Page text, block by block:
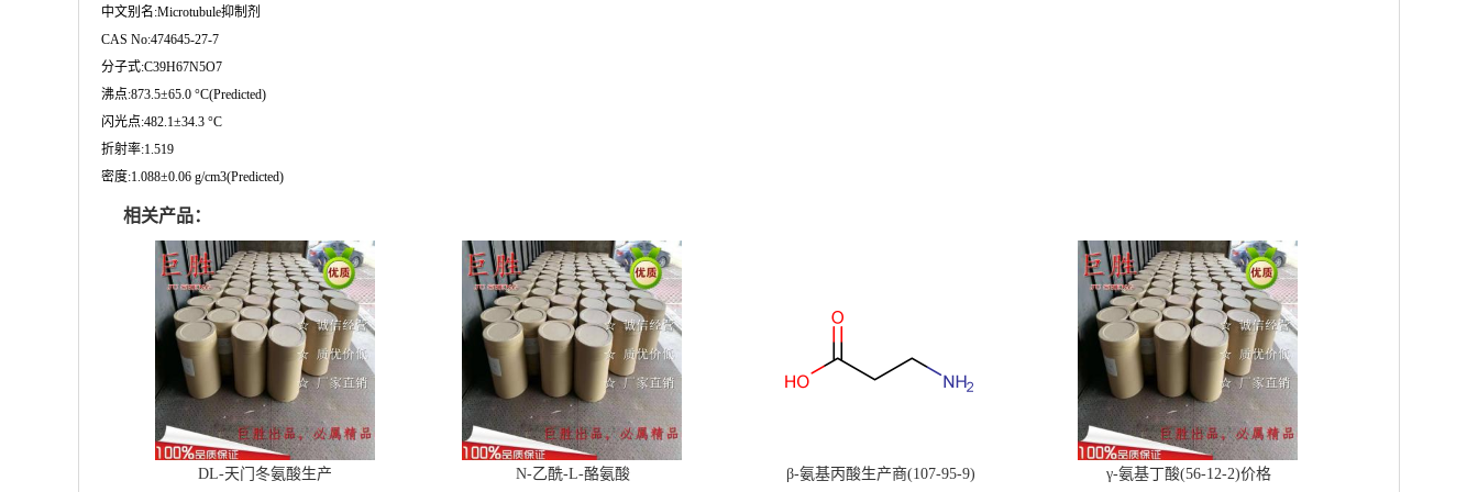
中文别名:Microtubule抑制剂
CAS No:474645-27-7
分子式:C39H67N5O7
沸点:873.5±65.0 °C(Predicted)
闪光点:482.1±34.3 °C
折射率:1.519
密度:1.088±0.06 g/cm3(Predicted)
相关产品：
DL-天门冬氨酸生产 N-乙酰-L-酪氨酸 β-氨基丙酸生产商(107-95-9) γ-氨基丁酸(56-12-2)价格